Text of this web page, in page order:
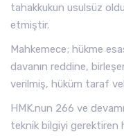
tahakkukun usulsüz
etmiştir.
Mahkemece; hükme
davanın reddine,
verilmiş, hüküm taraf
HMK.nun 266 ve
teknik bilgiyi gerektiren